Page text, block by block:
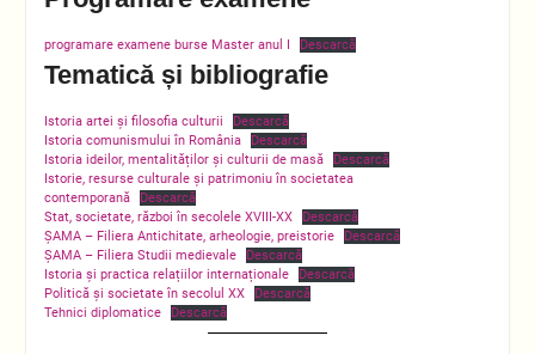
programare examene burse Master anul I Descarcă
Tematică și bibliografie
Istoria artei și filosofia culturii
Descarcă
Istoria comunismului în România
Descarcă
Istoria ideilor, mentalităților și culturii de masă
Descarcă
Istorie, resurse culturale și patrimoniu în societatea
contemporană
Descarcă
Stat, societate, război în secolele XVIII-XX
Descarcă
ȘAMA – Filiera Antichitate, arheologie, preistorie
Descarcă
ȘAMA – Filiera Studii medievale
Descarcă
Istoria şi practica relațiilor internaționale
Descarcă
Politică și societate în secolul XX
Descarcă
Tehnici diplomatice
Descarcă